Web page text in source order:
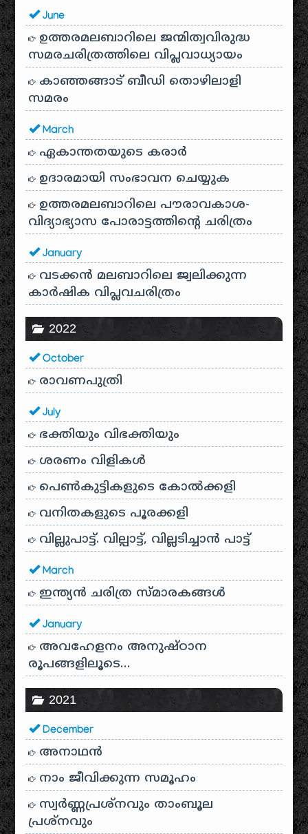
June
ഉത്തരമലബാറിലെ ജന്മിത്വവിരുദ്ധ
സമരചരിത്രത്തിലെ വിപ്ലവാധ്യായം
കാഞ്ഞങ്ങാട് ബീഡി തൊഴിലാളി
സമരം
March
ഏകാന്തതയുടെ കരാർ
ഉദാരമായി സംഭാവന ചെയ്യുക
ഉത്തരമലബാറിലെ പൗരാവകാശ-
വിദ്യാഭ്യാസ പോരാട്ടത്തിന്റെ ചരിത്രം
January
വടക്കൻ മലബാറിലെ ജ്വലിക്കുന്ന
കാർഷിക വിപ്ലവചരിത്രം
2022
October
രാവണപുത്രി
July
ഭക്തിയും വിഭക്തിയും
ശരണം വിളികൾ
പെൺകുട്ടികളുടെ കോൽക്കളി
വനിതകളുടെ പൂരക്കളി
വില്ലുപാട്ട്. വില്പാട്ട്, വില്ലടിച്ചാൻ പാട്ട്
March
ഇന്ത്യൻ ചരിത്ര സ്മാരകങ്ങൾ
January
അവഹേളനം അനുഷ്ഠാന
രൂപങ്ങളിലൂടെ…
2021
December
അനാഥന്‍
നാം ജീവിക്കുന്ന സമൂഹം
സ്വര്‍ണ്ണപ്രശ്‌നവും താംബൂല
പ്രശ്‌നവും